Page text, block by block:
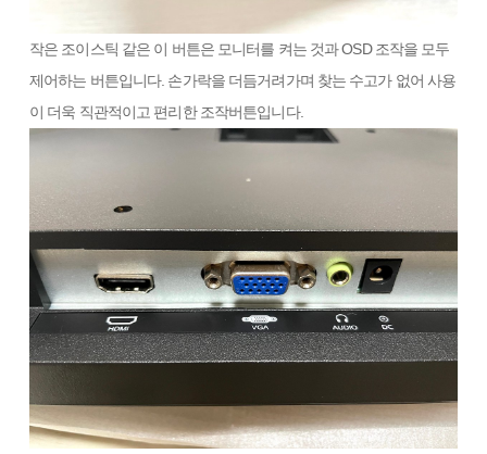
작은 조이스틱 같은 이 버튼은 모니터를 켜는 것과 OSD 조작을 모두
제어하는 버튼입니다. 손가락을 더듬거려가며 찾는 수고가 없어 사용
이 더욱 직관적이고 편리한 조작버튼입니다.